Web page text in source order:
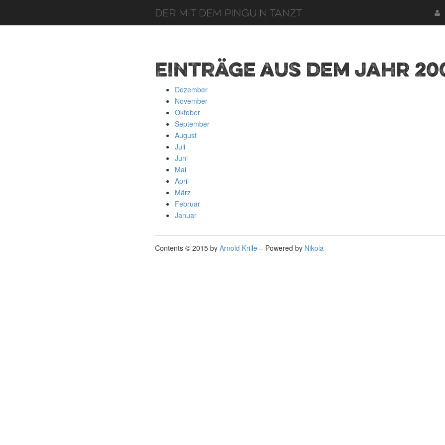
Der mit dem Pinguin tanzt
Einträge aus dem Jahr
Dezember
November
Oktober
September
August
Juli
Juni
Mai
April
März
Februar
Januar
Contents © 2015 by Arnold Krille – Powered by Nikola